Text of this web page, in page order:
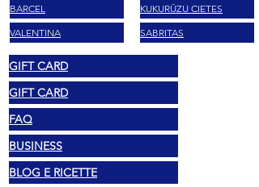
BARCEL
VALENTINA
KUKURŪZU CIETES
SABRITAS
GIFT CARD
GIFT CARD
FAQ
BUSINESS
BLOG E RICETTE